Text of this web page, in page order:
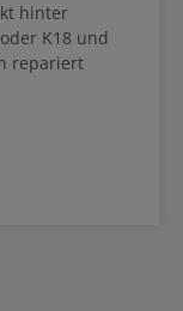
hinter
K18 und
repariert